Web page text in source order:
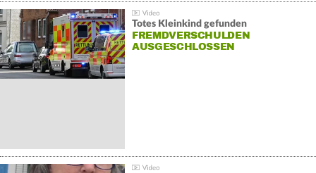
Totes Kleinkind gefunden
FREMDVERSCHULDEN
AUSGESCHLOSSEN